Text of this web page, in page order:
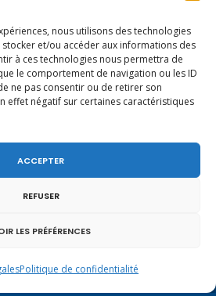
nous utilisons des technologies
et/ou accéder aux informations des
à ces technologies nous permettra de
le comportement de navigation ou les ID
ne pas consentir ou de retirer son
effet négatif sur certaines caractéristiques
ACCEPTER
REFUSER
LES PRÉFÉRENCES
Politique de confidentialité
|Politique de confidentialité